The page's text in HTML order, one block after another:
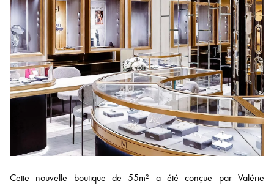
Cette nouvelle boutique de 55m² a été conçue par Valérie